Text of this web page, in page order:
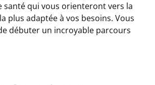
santé qui vous orienteront vers la
plus adaptée à vos besoins. Vous
débuter un incroyable parcours